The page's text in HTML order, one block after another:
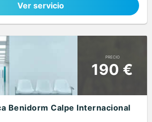
Ver servicio
PRECIO
190 €
Benidorm Calpe Internacional